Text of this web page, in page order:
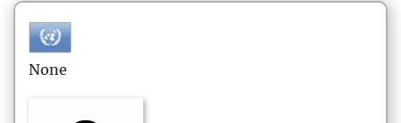
None